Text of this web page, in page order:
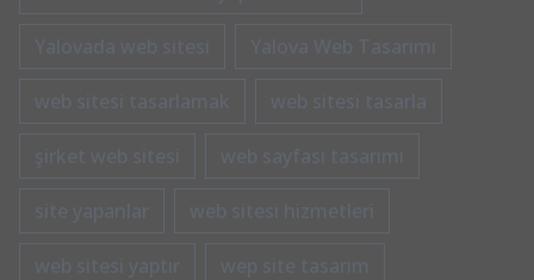
Yalovada web sitesi Yalova Web Tasarımı
web sitesi tasarlamak web sitesi tasarla
şirket web sitesi web sayfası tasarımı
site yapanlar web sitesi hizmetleri
web sitesi yaptır wep site tasarım